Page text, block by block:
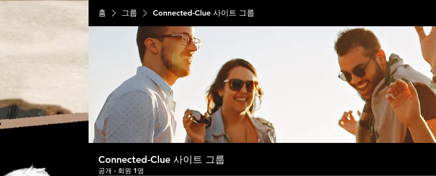
홈 그룹 Connected-Clue 사이트 그룹
Connected-Clue 사이트 그룹
공개 · 회원 1명